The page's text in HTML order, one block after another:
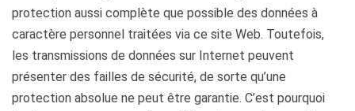
protection aussi complète que possible des données à
caractère personnel traitées via ce site Web. Toutefois,
les transmissions de données sur Internet peuvent
présenter des failles de sécurité, de sorte qu’une
protection absolue ne peut être garantie. C’est pourquoi